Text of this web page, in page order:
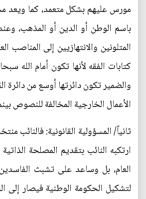
مورس عليهم بشكل متعمد، كما ويعد
باسم الوطن أو الدين أو المذهب،
المتلونين والانتهازيين إلى
كتابات الفقه لأنها تكون أمام الله
والضمير تكون دائرتها أوسع من دائرة
الأعمال الخارجية المخالفة للنصوص
ثانياً/ المسؤولية القانونية:
ارتكبه النائب بتقديم المصلحة
العام، بل وساعد على تشبث
لتشكيل الحكومة الوطنية فيصار إلى